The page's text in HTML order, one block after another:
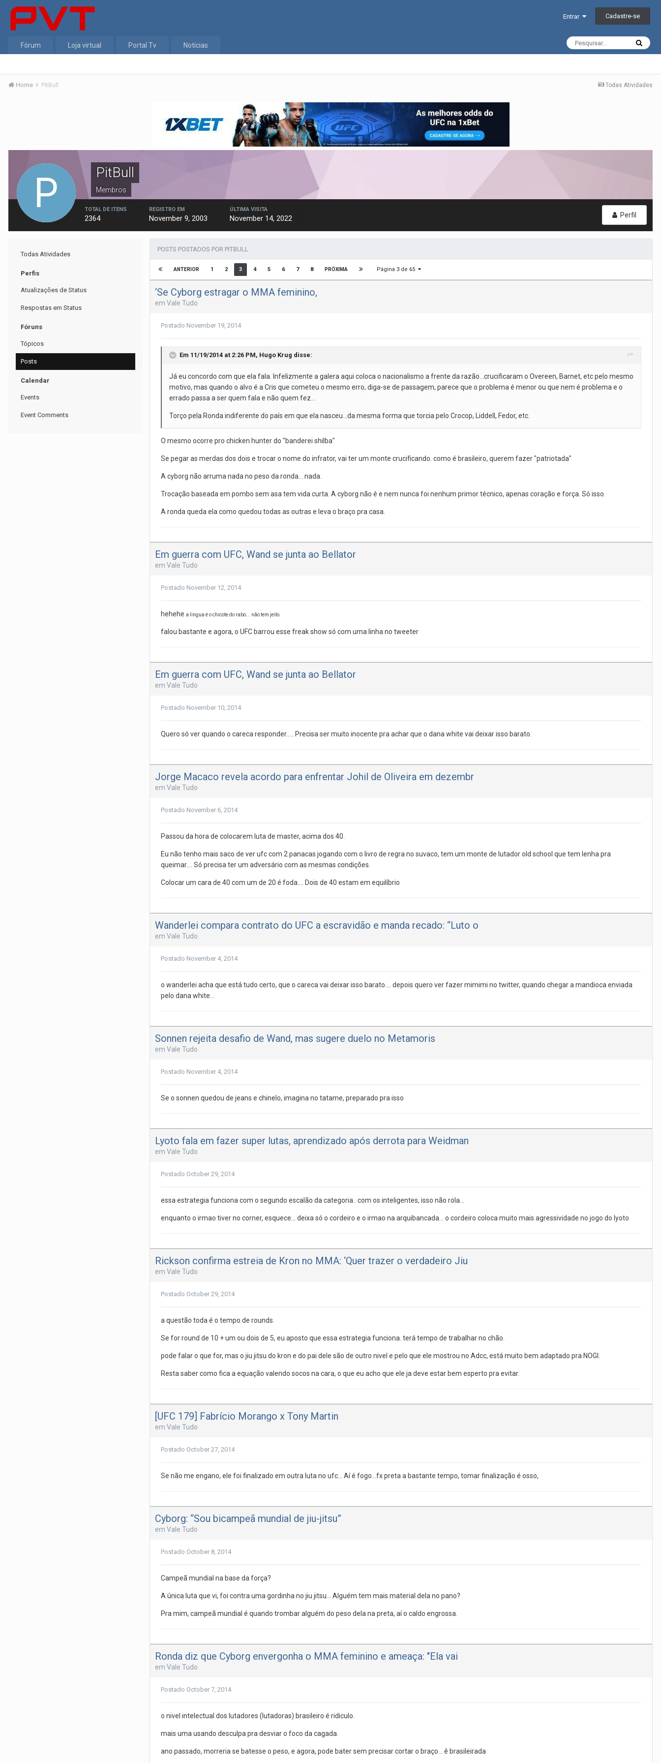
Entrar Cadastre-se
Fórum Loja virtual Portal Tv Notícias
Todas Atividades
Home PitBull
PitBull
Membros
Perfil
TOTAL DE ITENS
2364
REGISTRO EM
November 9, 2003
ÚLTIMA VISITA
November 14, 2022
Todas Atividades
Perfis
Atualizações de Status
Respostas em Status
Fóruns
Tópicos
Posts
Calendar
Events
Event Comments
POSTS POSTADOS POR PITBULL
ANTERIOR 1 2 3 4 5 6 7 8 PRÓXIMA Página 3 de 65
‘Se Cyborg estragar o MMA feminino,
em Vale Tudo
Postado November 19, 2014
Em 11/19/2014 at 2:26 PM, Hugo Krug disse:
Já eu concordo com que ela fala. Infelizmente a galera aqui coloca o nacionalismo a frente da razão...crucificaram o Overeen, Barnet, etc pelo mesmo
motivo, mas quando o alvo é a Cris que cometeu o mesmo erro, diga-se de passagem, parece que o problema é menor ou que nem é problema e o
errado passa a ser quem fala e não quem fez...
Torço pela Ronda indiferente do país em que ela nasceu...da mesma forma que torcia pelo Crocop, Liddell, Fedor, etc.
O mesmo ocorre pro chicken hunter do "banderei shilba"
Se pegar as merdas dos dois e trocar o nome do infrator, vai ter um monte crucificando. como é brasileiro, querem fazer "patriotada"
A cyborg não arruma nada no peso da ronda... nada.
Trocação baseada em pombo sem asa tem vida curta. A cyborg não é e nem nunca foi nenhum primor técnico, apenas coração e força. Só isso.
A ronda queda ela como quedou todas as outras e leva o braço pra casa.
Em guerra com UFC, Wand se junta ao Bellator
em Vale Tudo
Postado November 12, 2014
hehehe a lingua é o chicote do rabo... não tem jeito.
falou bastante e agora, o UFC barrou esse freak show só com uma linha no tweeter
Em guerra com UFC, Wand se junta ao Bellator
em Vale Tudo
Postado November 10, 2014
Quero só ver quando o careca responder..... Precisa ser muito inocente pra achar que o dana white vai deixar isso barato.
Jorge Macaco revela acordo para enfrentar Johil de Oliveira em dezembr
em Vale Tudo
Postado November 6, 2014
Passou da hora de colocarem luta de master, acima dos 40.
Eu não tenho mais saco de ver ufc com 2 panacas jogando com o livro de regra no suvaco, tem um monte de lutador old school que tem lenha pra
queimar.... Só precisa ter um adversário com as mesmas condições.
Colocar um cara de 40 com um de 20 é foda.... Dois de 40 estam em equilíbrio
Wanderlei compara contrato do UFC a escravidão e manda recado: “Luto o
em Vale Tudo
Postado November 4, 2014
o wanderlei acha que está tudo certo, que o careca vai deixar isso barato.... depois quero ver fazer mimimi no twitter, quando chegar a mandioca enviada
pelo dana white...
Sonnen rejeita desafio de Wand, mas sugere duelo no Metamoris
em Vale Tudo
Postado November 4, 2014
Se o sonnen quedou de jeans e chinelo, imagina no tatame, preparado pra isso
Lyoto fala em fazer super lutas, aprendizado após derrota para Weidman
em Vale Tudo
Postado October 29, 2014
essa estrategia funciona com o segundo escalão da categoria.. com os inteligentes, isso não rola...
enquanto o irmao tiver no corner, esquece... deixa só o cordeiro e o irmao na arquibancada... o cordeiro coloca muito mais agressividade no jogo do lyoto
Rickson confirma estreia de Kron no MMA: ‘Quer trazer o verdadeiro Jiu
em Vale Tudo
Postado October 29, 2014
a questão toda é o tempo de rounds.
Se for round de 10 + um ou dois de 5, eu aposto que essa estrategia funciona. terá tempo de trabalhar no chão.
pode falar o que for, mas o jiu jitsu do kron e do pai dele são de outro nivel e pelo que ele mostrou no Adcc, está muito bem adaptado pra NOGI.
Resta saber como fica a equação valendo socos na cara, o que eu acho que ele ja deve estar bem esperto pra evitar.
[UFC 179] Fabrício Morango x Tony Martin
em Vale Tudo
Postado October 27, 2014
Se não me engano, ele foi finalizado em outra luta no ufc... Aí é fogo...fx preta a bastante tempo, tomar finalização é osso,
Cyborg: “Sou bicampeã mundial de jiu-jitsu”
em Vale Tudo
Postado October 8, 2014
Campeã mundial na base da força?
A única luta que vi, foi contra uma gordinha no jiu jitsu... Alguém tem mais material dela no pano?
Pra mim, campeã mundial é quando trombar alguém do peso dela na preta, aí o caldo engrossa.
Ronda diz que Cyborg envergonha o MMA feminino e ameaça: "Ela vai
em Vale Tudo
Postado October 7, 2014
o nivel intelectual dos lutadores (lutadoras) brasileiro é ridiculo.
mais uma usando desculpa pra desviar o foco da cagada.
ano passado, morreria se batesse o peso, e agora, pode bater sem precisar cortar o braço... ê brasileirada